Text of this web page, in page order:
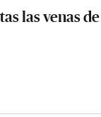
las venas de